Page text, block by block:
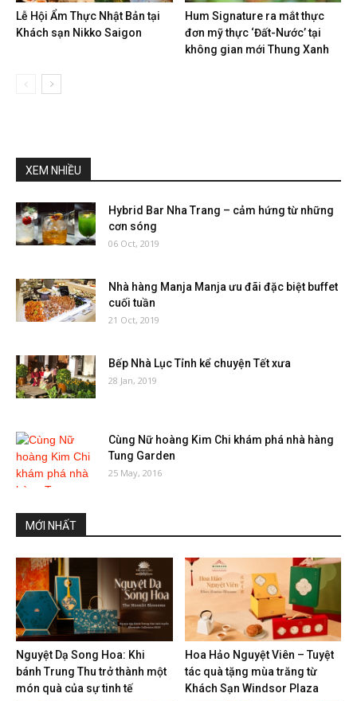
Lễ Hội Ẩm Thực Nhật Bản tại
Khách sạn Nikko Saigon
Hum Signature ra mắt thực
đơn mỹ thực ‘Đất-Nước’ tại
không gian mới Thung Xanh
XEM NHIỀU
Hybrid Bar Nha Trang – cảm hứng từ những
cơn sóng
06 Oct, 2019
Nhà hàng Manja Manja ưu đãi đặc biệt buffet
cuối tuần
21 Oct, 2019
Bếp Nhà Lục Tỉnh kể chuyện Tết xưa
28 Jan, 2019
Cùng Nữ hoàng Kim Chi khám phá nhà hàng
Tung Garden
25 May, 2016
MỚI NHẤT
Nguyệt Dạ Song Hoa: Khi
bánh Trung Thu trở thành một
món quà của sự tinh tế
Hoa Hảo Nguyệt Viên – Tuyệt
tác quà tặng mùa trăng từ
Khách Sạn Windsor Plaza